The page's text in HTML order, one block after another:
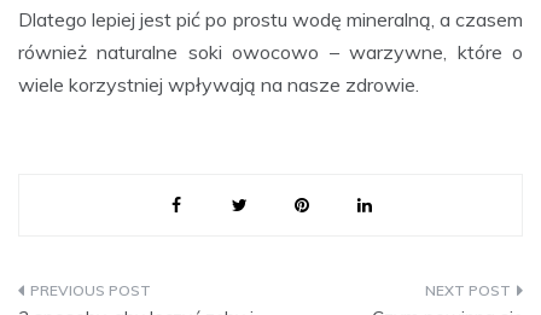
Dlatego lepiej jest pić po prostu wodę mineralną, a czasem
również naturalne soki owocowo – warzywne, które o
wiele korzystniej wpływają na nasze zdrowie.
Nawigacja